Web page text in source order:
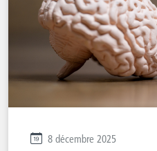
8 décembre 2025